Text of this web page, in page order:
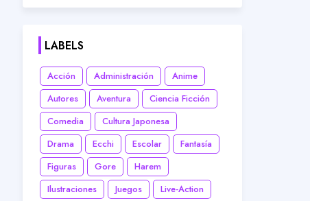
LABELS
Acción Administración
Anime
Autores
Aventura
Ciencia Ficción
Comedia
Cultura Japonesa
Drama
Ecchi Escolar
Fantasía
Figuras
Gore
Harem
Ilustraciones
Juegos
Live-Action